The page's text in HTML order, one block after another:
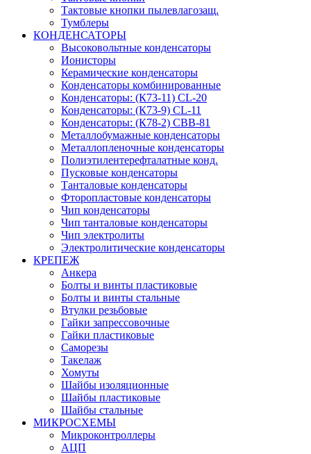
Тактовые кнопки пылевлагозащ.
Тумблеры
КОНДЕНСАТОРЫ
Высоковольтные конденсаторы
Ионисторы
Керамические конденсаторы
Конденсаторы комбинированные
Конденсаторы: (К73-11) CL-20
Конденсаторы: (К73-9) CL-11
Конденсаторы: (К78-2) CBB-81
Металлобумажные конденсаторы
Металлопленочные конденсаторы
Полиэтилентерефталатные конд.
Пусковые конденсаторы
Танталовые конденсаторы
Фторопластовые конденсаторы
Чип конденсаторы
Чип танталовые конденсаторы
Чип электролиты
Электролитические конденсаторы
КРЕПЕЖ
Анкера
Болты и винты пластиковые
Болты и винты стальные
Втулки резьбовые
Гайки запрессовочные
Гайки пластиковые
Саморезы
Такелаж
Хомуты
Шайбы изоляционные
Шайбы пластиковые
Шайбы стальные
МИКРОСХЕМЫ
Микроконтроллеры
АЦП